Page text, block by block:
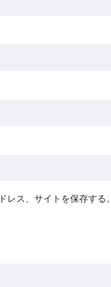
ス、サイトを保存する。